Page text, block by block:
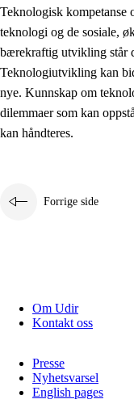
2.5
2.5.1 Folkehelse
2.5.2 Demokrati
2.5.3
Teknologisk kompetanse
teknologi og de sosiale,
bærekraftig utvikling står
Teknologiutvikling kan
nye. Kunnskap om
dilemmaer som kan
kan håndteres.
Forrige side
Om Udir
Kontakt oss
Presse
Nyhetsvarsel
English pages